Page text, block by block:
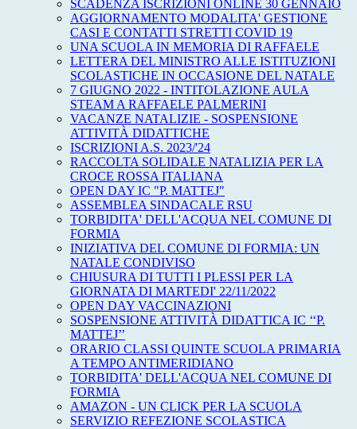
SCADENZA ISCRIZIONI ONLINE 30 GENNAIO
AGGIORNAMENTO MODALITA' GESTIONE
CASI E CONTATTI STRETTI COVID 19
UNA SCUOLA IN MEMORIA DI RAFFAELE
LETTERA DEL MINISTRO ALLE ISTITUZIONI
SCOLASTICHE IN OCCASIONE DEL NATALE
7 GIUGNO 2022 - INTITOLAZIONE AULA
STEAM A RAFFAELE PALMERINI
VACANZE NATALIZIE - SOSPENSIONE
ATTIVITÀ DIDATTICHE
ISCRIZIONI A.S. 2023/'24
RACCOLTA SOLIDALE NATALIZIA PER LA
CROCE ROSSA ITALIANA
OPEN DAY IC "P. MATTEJ"
ASSEMBLEA SINDACALE RSU
TORBIDITA' DELL'ACQUA NEL COMUNE DI
FORMIA
INIZIATIVA DEL COMUNE DI FORMIA: UN
NATALE CONDIVISO
CHIUSURA DI TUTTI I PLESSI PER LA
GIORNATA DI MARTEDI' 22/11/2022
OPEN DAY VACCINAZIONI
SOSPENSIONE ATTIVITÀ DIDATTICA IC ‘‘P.
MATTEJ’’
ORARIO CLASSI QUINTE SCUOLA PRIMARIA
A TEMPO ANTIMERIDIANO
TORBIDITA' DELL'ACQUA NEL COMUNE DI
FORMIA
AMAZON - UN CLICK PER LA SCUOLA
SERVIZIO REFEZIONE SCOLASTICA